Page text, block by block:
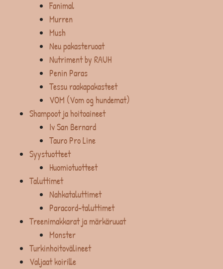
Fanimal
Murren
Mush
Neu pakasteruoat
Nutriment by RAUH
Penin Paras
Tessu raakapakasteet
VOM (Vom og hundemat)
Shampoot ja hoitoaineet
Iv San Bernard
Tauro Pro Line
Syystuotteet
Huomiotuotteet
Taluttimet
Nahkataluttimet
Paracord-taluttimet
Treenimakkarat ja märkäruuat
Monster
Turkinhoitovälineet
Valjaat koirille